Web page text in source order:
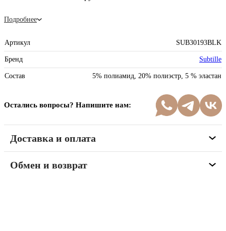
Подробнее
Артикул SUB30193BLK
Бренд Subtille
Состав 5% полиамид, 20% полиэстр, 5 % эластан
Остались вопросы? Напишите нам:
Доставка и оплата
Обмен и возврат